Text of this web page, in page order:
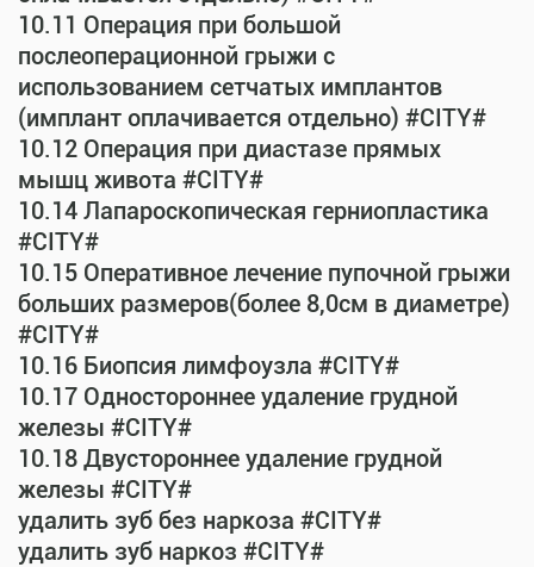
10.11 Операция при большой
послеоперационной грыжи с
использованием сетчатых имплантов
(имплант оплачивается отдельно) #CITY#
10.12 Операция при диастазе прямых
мышц живота #CITY#
10.14 Лапароскопическая герниопластика
#CITY#
10.15 Оперативное лечение пупочной грыжи
больших размеров(более 8,0см в диаметре)
#CITY#
10.16 Биопсия лимфоузла #CITY#
10.17 Одностороннее удаление грудной
железы #CITY#
10.18 Двустороннее удаление грудной
железы #CITY#
удалить зуб без наркоза #CITY#
удалить зуб наркоз #CITY#